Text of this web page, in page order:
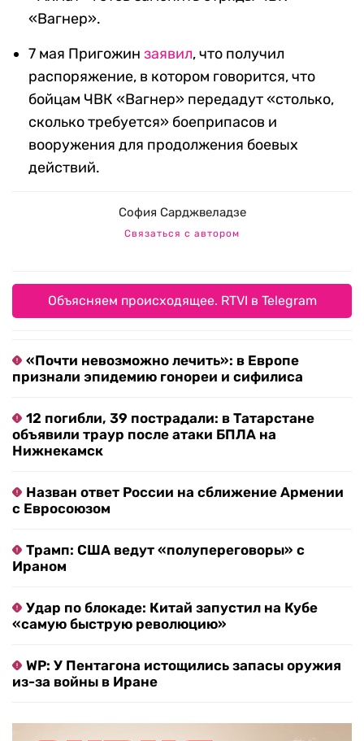
«Вагнер».
7 мая Пригожин заявил, что получил
распоряжение, в котором говорится, что
бойцам ЧВК «Вагнер» передадут «столько,
сколько требуется» боеприпасов и
вооружения для продолжения боевых
действий.
София Сарджвеладзе
Связаться с автором
Объясняем происходящее. RTVI в Telegram
«Почти невозможно лечить»: в Европе
признали эпидемию гонореи и сифилиса
12 погибли, 39 пострадали: в Татарстане
объявили траур после атаки БПЛА на
Нижнекамск
Назван ответ России на сближение Армении
с Евросоюзом
Трамп: США ведут «полупереговоры» с
Ираном
Удар по блокаде: Китай запустил на Кубе
«самую быструю революцию»
WP: У Пентагона истощились запасы оружия
из-за войны в Иране